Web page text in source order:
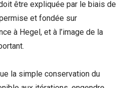
être expliquée par le biais de
et fondée sur
à Hegel, et à l’image de la
la simple conservation du